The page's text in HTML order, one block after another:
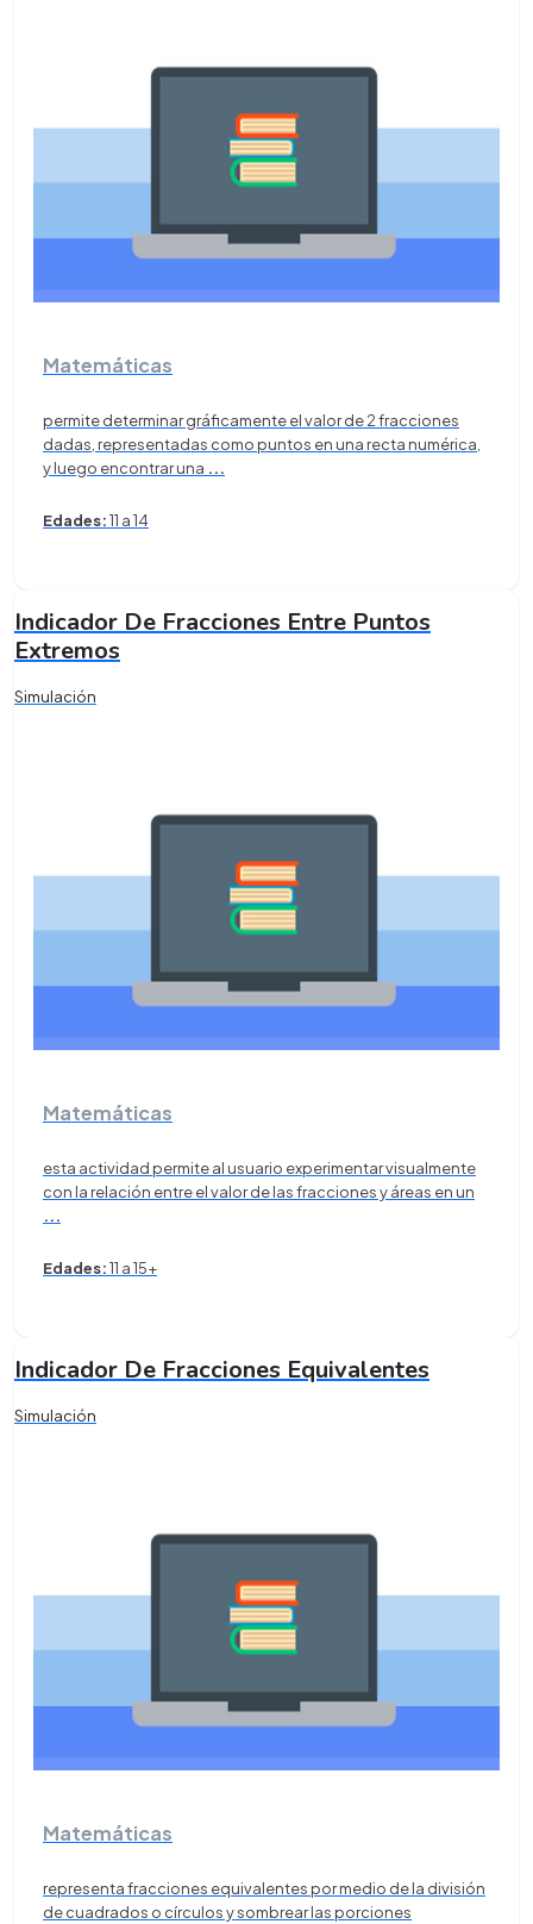
Matemáticas
permite determinar gráficamente el valor de 2 fracciones
dadas, representadas como puntos en una recta numérica,
y luego encontrar una ...
Edades:11 a 14
Indicador De Fracciones Entre Puntos
Extremos
Simulación
Matemáticas
esta actividad permite al usuario experimentar visualmente
con la relación entre el valor de las fracciones y áreas en un
...
Edades:11 a 15+
Indicador De Fracciones Equivalentes
Simulación
Matemáticas
representa fracciones equivalentes por medio de la división
de cuadrados o círculos y sombrear las porciones